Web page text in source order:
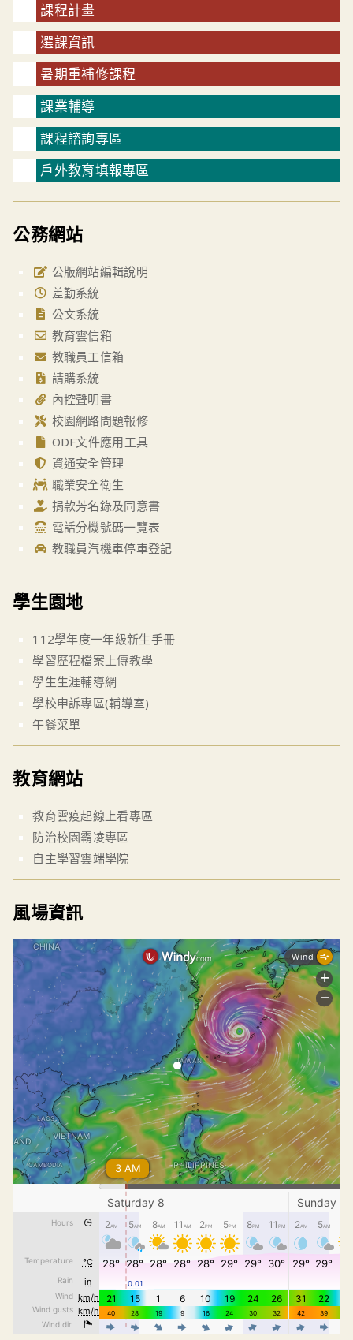
課程計畫
選課資訊
暑期重補修課程
課業輔導
課程諮詢專區
戶外教育填報專區
公務網站
公版網站編輯說明
差勤系統
公文系統
教育雲信箱
教職員工信箱
請購系統
內控聲明書
校園網路問題報修
ODF文件應用工具
資通安全管理
職業安全衛生
捐款芳名錄及同意書
電話分機號碼一覽表
教職員汽機車停車登記
學生園地
112學年度一年級新生手冊
學習歷程檔案上傳教學
學生生涯輔導網
學校申訴專區(輔導室)
午餐菜單
教育網站
教育雲疫起線上看專區
防治校園霸凌專區
自主學習雲端學院
風場資訊